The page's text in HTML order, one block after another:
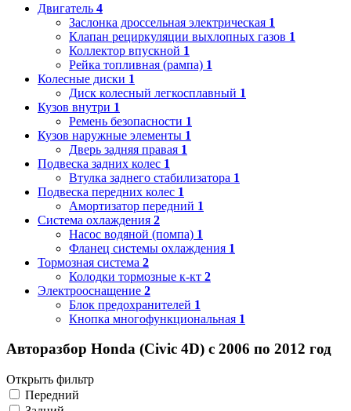
Двигатель 4
Заслонка дроссельная электрическая 1
Клапан рециркуляции выхлопных газов 1
Коллектор впускной 1
Рейка топливная (рампа) 1
Колесные диски 1
Диск колесный легкосплавный 1
Кузов внутри 1
Ремень безопасности 1
Кузов наружные элементы 1
Дверь задняя правая 1
Подвеска задних колес 1
Втулка заднего стабилизатора 1
Подвеска передних колес 1
Амортизатор передний 1
Система охлаждения 2
Насос водяной (помпа) 1
Фланец системы охлаждения 1
Тормозная система 2
Колодки тормозные к-кт 2
Электрооснащение 2
Блок предохранителей 1
Кнопка многофункциональная 1
Авторазбор Honda (Civic 4D) с 2006 по 2012 год
Открыть фильтр
Передний